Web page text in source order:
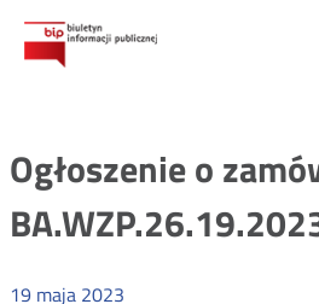
Ogłoszenie o
19 maja 2023